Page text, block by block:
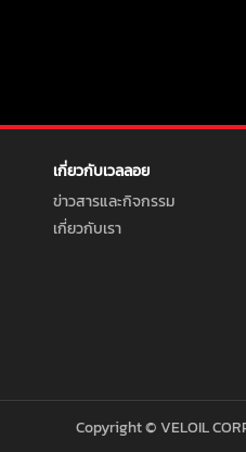
เกี่ยวกับเวลลอย
ข่าวสารและกิจกรรม
เกี่ยวกับเรา
Copyright © VELOIL